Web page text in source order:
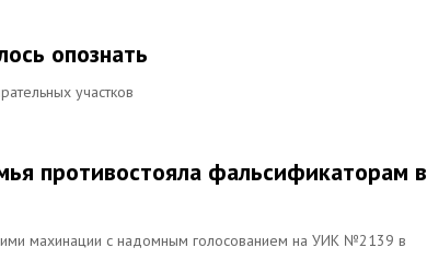
опознать
участков
противостояла фальсификаторам в
махинации с надомным голосованием на УИК №2139 в